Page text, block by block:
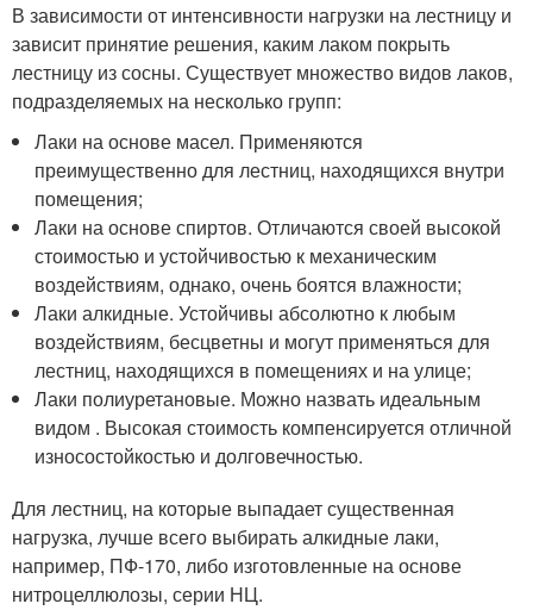
В зависимости от интенсивности нагрузки на лестницу и
зависит принятие решения, каким лаком покрыть
лестницу из сосны. Существует множество видов лаков,
подразделяемых на несколько групп:
Лаки на основе масел. Применяются
преимущественно для лестниц, находящихся внутри
помещения;
Лаки на основе спиртов. Отличаются своей высокой
стоимостью и устойчивостью к механическим
воздействиям, однако, очень боятся влажности;
Лаки алкидные. Устойчивы абсолютно к любым
воздействиям, бесцветны и могут применяться для
лестниц, находящихся в помещениях и на улице;
Лаки полиуретановые. Можно назвать идеальным
видом . Высокая стоимость компенсируется отличной
износостойкостью и долговечностью.
Для лестниц, на которые выпадает существенная
нагрузка, лучше всего выбирать алкидные лаки,
например, ПФ-170, либо изготовленные на основе
нитроцеллюлозы, серии НЦ.